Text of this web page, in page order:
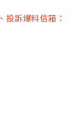
、投訴爆料信箱：